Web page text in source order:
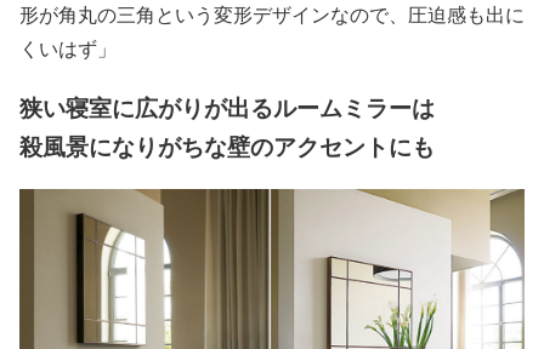
形が角丸の三角という変形デザインなので、圧迫感も出に
くいはず」
狭い寝室に広がりが出るルームミラーは
殺風景になりがちな壁のアクセントにも